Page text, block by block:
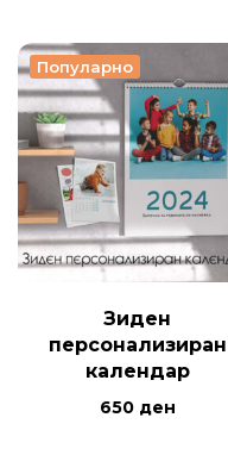
Популарно
Зиден
персонализиран
календар
650 ден